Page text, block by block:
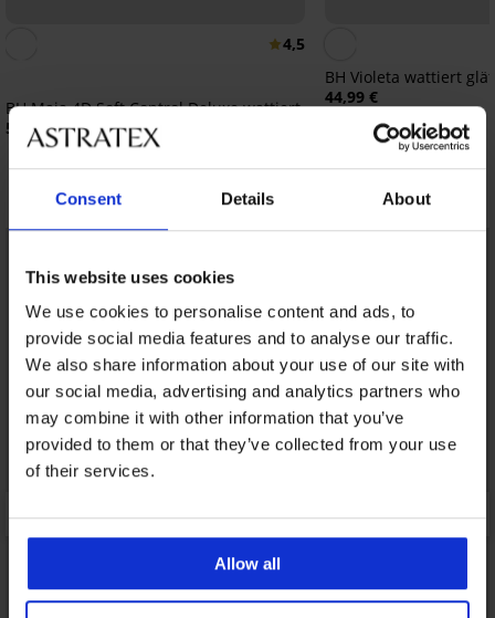
Consent Details About
This website uses cookies
We use cookies to personalise content and ads, to
provide social media features and to analyse our traffic.
We also share information about your use of our site with
our social media, advertising and analytics partners who
may combine it with other information that you’ve
provided to them or that they’ve collected from your use
of their services.
Allow all
4,5
BH Maia 4D Soft Control Deluxe wattiert
52,99 €
BH Violeta wattiert
44,99 €
Entdecken Sie ähnliche Stücke